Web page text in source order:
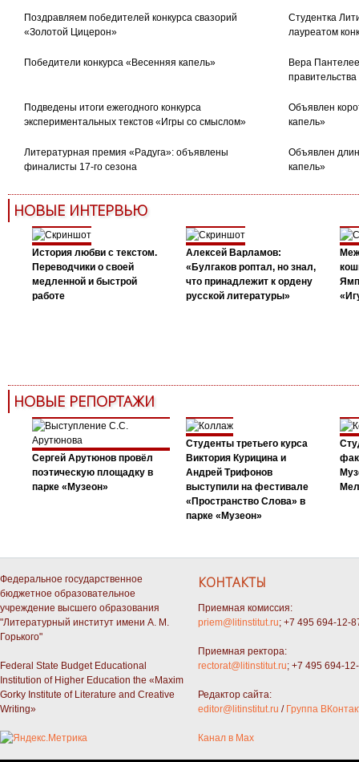
Поздравляем победителей конкурса свазорий
«Золотой Цицерон»
Студентка
лауреатом
Победители конкурса «Весенняя капель»
Вера
Подведены итоги ежегодного конкурса
экспериментальных текстов «Игры со смыслом»
Объявлен
капель»
Литературная премия «Радуга»: объявлены
финалисты 17-го сезона
Объявлен
капель»
НОВЫЕ ИНТЕРВЬЮ
История любви с текстом.
Переводчики о своей
медленной и быстрой
работе
Алексей Варламов:
«Булгаков роптал, но знал,
что принадлежит к ордену
русской литературы»
НОВЫЕ РЕПОРТАЖИ
Сергей Арутюнов провёл
поэтическую площадку в
парке «Музеон»
Студенты третьего курса
Виктория Курицина и
Андрей Трифонов
выступили на фестивале
«Пространство Слова» в
парке «Музеон»
Федеральное государственное
бюджетное образовательное
учреждение высшего образования
"Литературный институт имени А. М.
Горького"
Federal State Budget Educational
Institution of Higher Education the «Maxim
Gorky Institute of Literature and Creative
Writing»
КОНТАКТЫ
Приемная комиссия:
priem@litinstitut.ru; +7 495 694-12-
Приемная ректора:
rectorat@litinstitut.ru; +7 495 694-
Редактор сайта:
editor@litinstitut.ru / Группа
Канал в Max